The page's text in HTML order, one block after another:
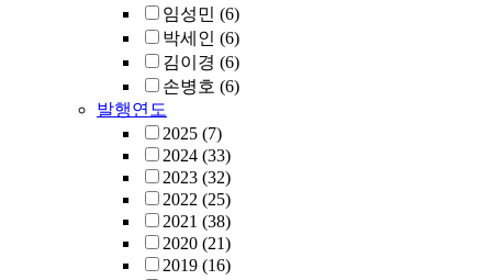
임성민 (6)
박세인 (6)
김이경 (6)
손병호 (6)
발행연도
2025 (7)
2024 (33)
2023 (32)
2022 (25)
2021 (38)
2020 (21)
2019 (16)